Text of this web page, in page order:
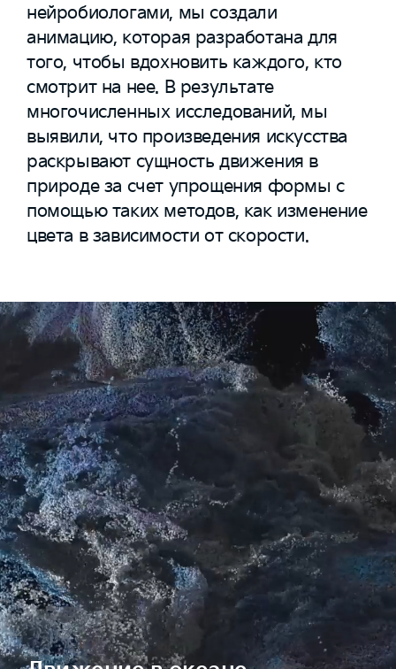
нейробиологами, мы создали
анимацию, которая разработана для
того, чтобы вдохновить каждого, кто
смотрит на нее. В результате
многочисленных исследований, мы
выявили, что произведения искусства
раскрывают сущность движения в
природе за счет упрощения формы с
помощью таких методов, как изменение
цвета в зависимости от скорости.